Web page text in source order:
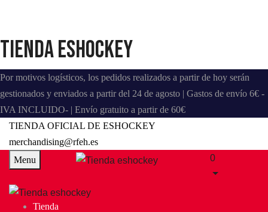
Tienda eshockey
Por motivos logísticos, los pedidos realizados a partir de hoy serán
gestionados y enviados a partir del 24 de agosto | Gastos de envío 6€ -
IVA INCLUIDO- | Envío gratuito a partir de 60€
TIENDA OFICIAL DE ESHOCKEY
merchandising@rfeh.es
Menu
0
Tienda